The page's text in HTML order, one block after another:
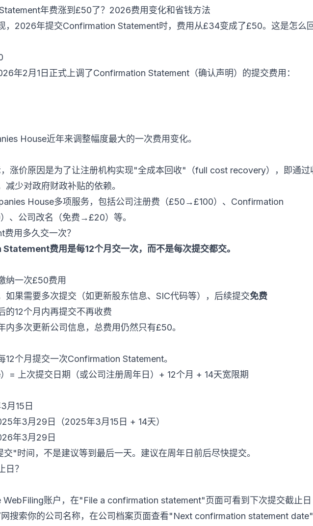
年费涨到£50了？2026费用变化和省钱方法
，2026年提交Confirmation Statement时，费用从£34变成了£50。这是怎么
年2月1日正式上调了Confirmation Statement（确认声明）的提交费用：
House近年来调整幅度最大的一次费用变化。
涨价原因是为了让注册机构实现"全成本回收"（full cost recovery），即通过
少对政府财政补贴的依赖。
House多项服务，包括公司注册费（£50→£100）、Confirmation
、公司改名（免费→£20）等。
用多久交一次？
费用是每12个月交一次，而不是每次提交都交。
纳一次£50费用
如果需要多次提交（如更新股东信息、SIC代码等），后续提交免费
的12个月内再提交不再收费
内多次更新公司信息，总费用仍然只有£50。
12个月提交一次Confirmation Statement。
= 上次提交日期（或公司注册周年日）+ 12个月 + 14天宽限期
月15日
年3月29日（2025年3月15日 + 14天）
年3月29日
"时间，不是建议等到最后一天。建议在周年日前后尽快提交。
日？
账户，在"File a confirmation statement"页面可看到下次提交截止日
搜索你的公司名称，在公司档案页面查看"Next confirmation statement date"